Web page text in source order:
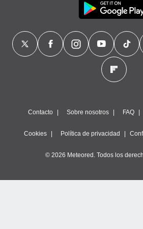
Contacto Sobre nosotros FAQ
Cookies Política de privacidad
© 2026 Meteored. Todos los